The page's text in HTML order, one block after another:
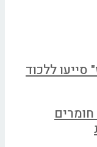
סייעו ללכוד